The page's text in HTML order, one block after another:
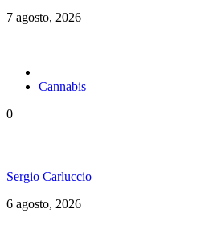
7 agosto, 2026
Cannabis
0
Sergio Carluccio
6 agosto, 2026